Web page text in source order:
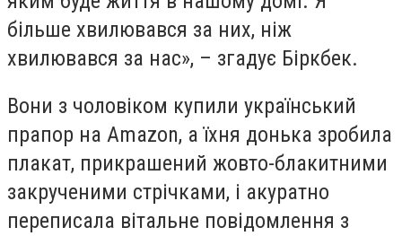
більше хвилювався за них, ніж
хвилювався за нас», – згадує Біркбек.
Вони з чоловіком купили український
прапор на Amazon, а їхня донька зробила
плакат, прикрашений жовто-блакитними
закрученими стрічками, і акуратно
переписала вітальне повідомлення з